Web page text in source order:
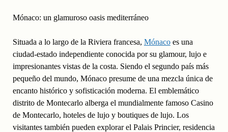
Mónaco: un glamuroso oasis mediterráneo
Situada a lo largo de la Riviera francesa, Mónacoes una
ciudad-estado independiente conocida por su glamour, lujo e
impresionantes vistas de la costa. Siendo el segundo país más
pequeño del mundo, Mónaco presume de una mezcla única de
encanto histórico y sofisticación moderna. El emblemático
distrito de Montecarlo alberga el mundialmente famoso Casino
de Montecarlo, hoteles de lujo y boutiques de lujo. Los
visitantes también pueden explorar el Palais Princier, residencia